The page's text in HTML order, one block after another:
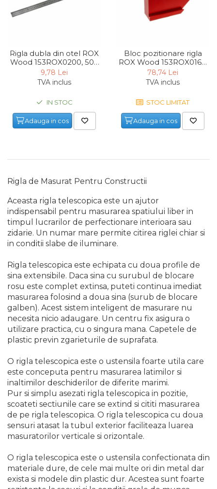
Rigla dubla din otel ROX
Wood 153ROX0200, 500
mm
9,78 Lei
TVA inclus
IN STOC
Adauga in cos
Bloc pozitionare rigla
ROX Wood 153ROX0162,
45°- 90°
78,74 Lei
TVA inclus
STOC LIMITAT
Adauga in cos
Rigla de Masurat Pentru Constructii
Aceasta rigla telescopica este un ajutor
indispensabil pentru masurarea spatiului liber in
timpul lucrarilor de perfectionare interioara sau
zidarie. Un numar mare permite citirea riglei chiar si
in conditii slabe de iluminare.
Rigla telescopica este echipata cu doua profile de
sina extensibile. Daca sina cu surubul de blocare
rosu este complet extinsa, puteti continua imediat
masurarea folosind a doua sina (surub de blocare
galben). Acest sistem inteligent de masurare nu
necesita nicio adaugare. Un centru fix asigura o
utilizare practica, cu o singura mana. Capetele de
plastic previn zgarieturile de suprafata.
O rigla telescopica este o ustensila foarte utila care
este conceputa pentru masurarea latimilor si
inaltimilor deschiderilor de diferite marimi.
Pur si simplu asezati rigla telescopica in pozitie,
scoateti sectiunile care se extind si cititi masurarea
de pe rigla telescopica. O rigla telescopica cu doua
sensuri atasat la tubul exterior faciliteaza luarea
masuratorilor verticale si orizontale.
O rigla telescopica este o ustensila confectionata din
materiale dure, de cele mai multe ori din metal dar
exista si modele din plastic dur. Acestea sunt foarte